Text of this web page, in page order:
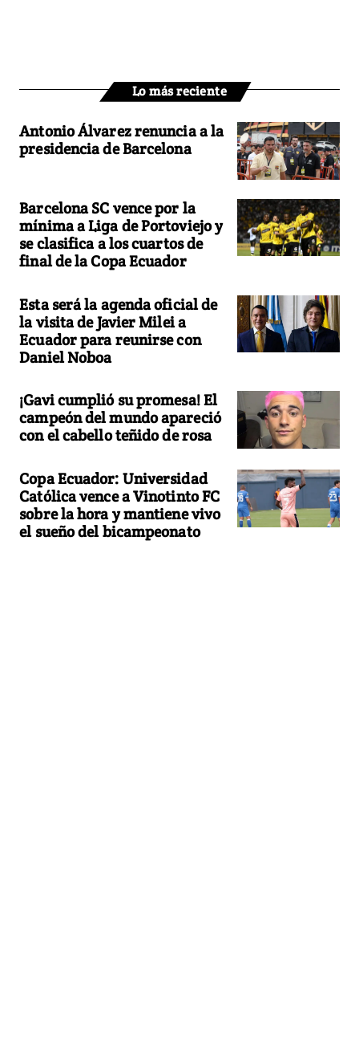
Lo más reciente
Antonio Álvarez renuncia a la
presidencia de Barcelona
Barcelona SC vence por la
mínima a Liga de Portoviejo y
se clasifica a los cuartos de
final de la Copa Ecuador
Esta será la agenda oficial de
la visita de Javier Milei a
Ecuador para reunirse con
Daniel Noboa
¡Gavi cumplió su promesa! El
campeón del mundo apareció
con el cabello teñido de rosa
Copa Ecuador: Universidad
Católica vence a Vinotinto FC
sobre la hora y mantiene vivo
el sueño del bicampeonato